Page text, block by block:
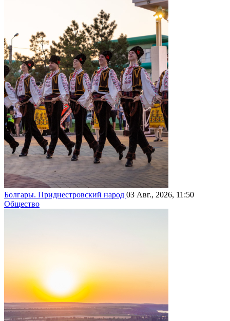
Болгары. Приднестровский народ 03 Авг., 2026, 11:50
Общество